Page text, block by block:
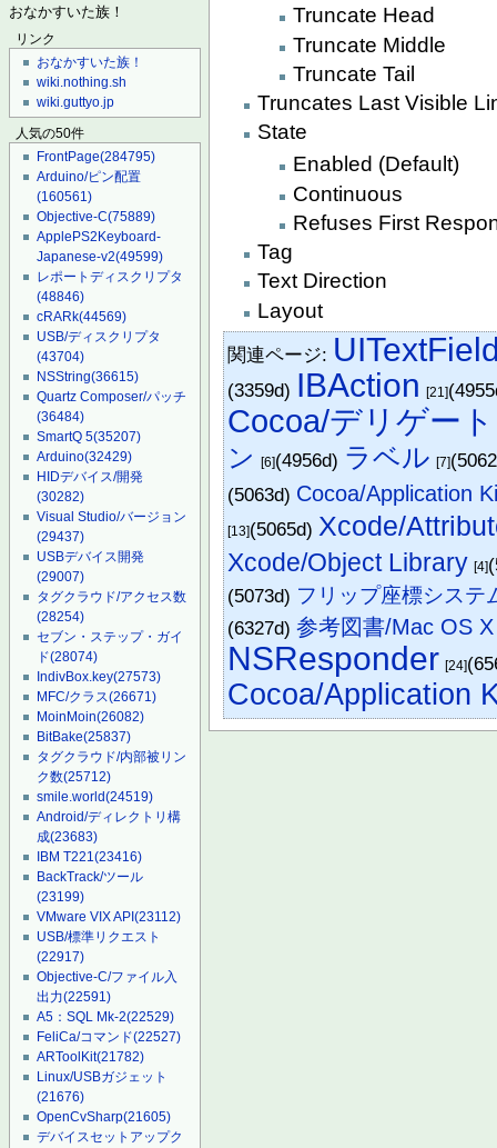
おなかすいた族！
リンク
おなかすいた族！
wiki.nothing.sh
wiki.guttyo.jp
人気の50件
FrontPage(284795)
Arduino/ピン配置
(160561)
Objective-C(75889)
ApplePS2Keyboard-
Japanese-v2(49599)
レポートディスクリプタ
(48846)
cRARk(44569)
USB/ディスクリプタ
(43704)
NSString(36615)
Quartz Composer/パッチ
(36484)
SmartQ 5(35207)
Arduino(32429)
HIDデバイス/開発
(30282)
Visual Studio/バージョン
(29437)
USBデバイス開発
(29007)
タグクラウド/アクセス数
(28254)
セブン・ステップ・ガイ
ド(28074)
IndivBox.key(27573)
MFC/クラス(26671)
MoinMoin(26082)
BitBake(25837)
タグクラウド/内部被リン
ク数(25712)
smile.world(24519)
Android/ディレクトリ構
成(23683)
IBM T221(23416)
BackTrack/ツール
(23199)
VMware VIX API(23112)
USB/標準リクエスト
(22917)
Objective-C/ファイル入
出力(22591)
A5：SQL Mk-2(22529)
FeliCa/コマンド(22527)
ARToolKit(21782)
Linux/USBガジェット
(21676)
OpenCvSharp(21605)
デバイスセットアップク
Truncate Head
Truncate Middle
Truncate Tail
Truncates Last Visible
State
Enabled (Default)
Continuous
Refuses First
Tag
Text Direction
Layout
関連ページ:
(3359d) IBAction [21]
Cocoa/デリゲート
ン [6](4956d) ラベル [7]
(5063d) Cocoa/Application
[13](5065d) Xcode/
Xcode/Object Library [4]
(5073d) フリップ座標システ
(6327d)参考図書/Mac OS
NSResponder [24]
Cocoa/Application